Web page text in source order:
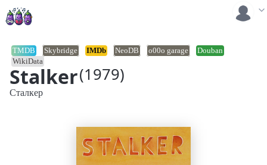
Stalker (1979)
TMDB Skybridge IMDb NeoDB o00o garage
Douban
WikiData
Сталкер